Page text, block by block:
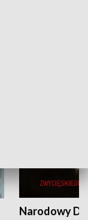
Narodowy